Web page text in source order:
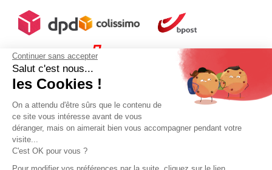
Continuer sans accepter
Salut c'est nous...
les Cookies !
On a attendu d'être sûrs que le contenu de
ce site vous intéresse avant de vous
déranger, mais on aimerait bien vous accompagner pendant votre
visite...
C'est OK pour vous ?
Pour modifier vos préférences par la suite, cliquez sur le lien